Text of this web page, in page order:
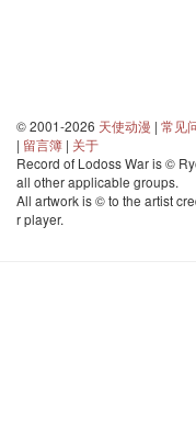
© 2001-2026 天使动漫 | 常见
| 留言簿 | 关于
Record of Lodoss War is ©
all other applicable groups.
All artwork is © to the artist
r player.